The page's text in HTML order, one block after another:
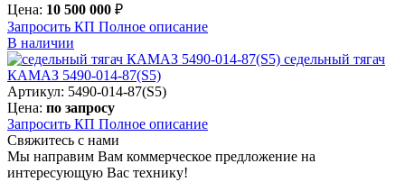
Цена: 10 500 000 ₽
Запросить КП Полное описание
В наличии
седельный тягач
КАМАЗ 5490-014-87(S5)
Артикул: 5490-014-87(S5)
Цена: по запросу
Запросить КП Полное описание
Свяжитесь с нами
Мы направим Вам коммерческое предложение на
интересующую Вас технику!